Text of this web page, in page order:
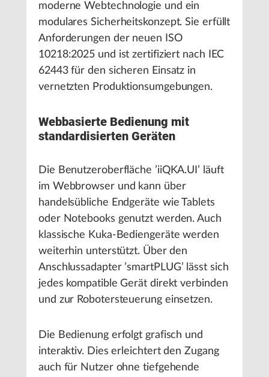
moderne Webtechnologie und ein
modulares Sicherheitskonzept. Sie erfüllt
Anforderungen der neuen ISO
10218:2025 und ist zertifiziert nach IEC
62443 für den sicheren Einsatz in
vernetzten Produktionsumgebungen.
Webbasierte Bedienung mit
standardisierten Geräten
Die Benutzeroberfläche ’iiQKA.UI’ läuft
im Webbrowser und kann über
handelsübliche Endgeräte wie Tablets
oder Notebooks genutzt werden. Auch
klassische Kuka-Bediengeräte werden
weiterhin unterstützt. Über den
Anschlussadapter ’smartPLUG’ lässt sich
jedes kompatible Gerät direkt verbinden
und zur Robotersteuerung einsetzen.
Die Bedienung erfolgt grafisch und
interaktiv. Dies erleichtert den Zugang
auch für Nutzer ohne tiefgehende